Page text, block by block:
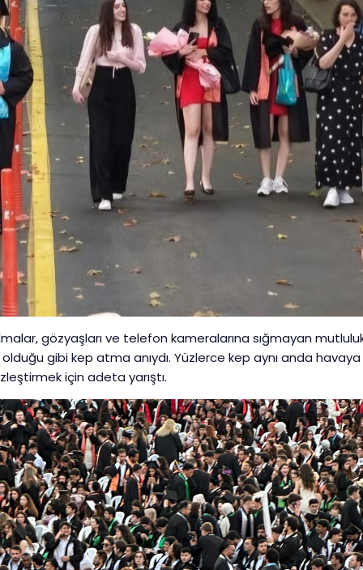
gözyaşları ve telefon kameralarına sığmayan
gibi kep atma anıydı. Yüzlerce kep aynı anda havaya
için adeta yarıştı.